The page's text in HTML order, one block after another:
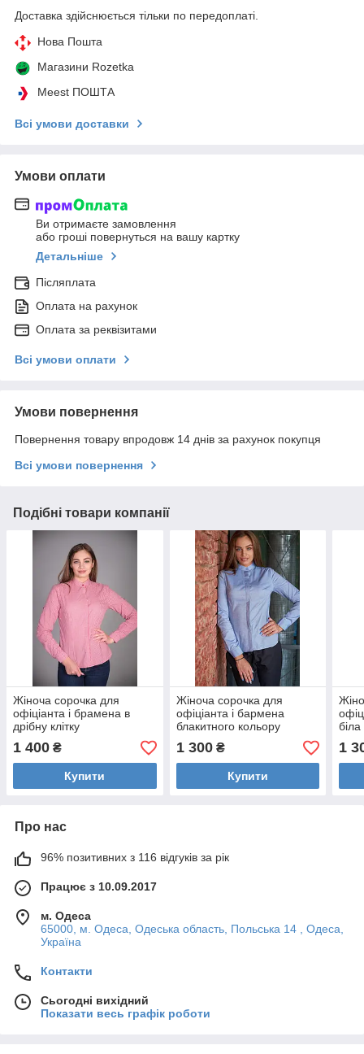
Доставка здійснюється тільки по передоплаті.
Нова Пошта
Магазини Rozetka
Meest ПОШТА
Всі умови доставки
Умови оплати
Ви отримаєте замовлення
або гроші повернуться на вашу картку
Детальніше
Післяплата
Оплата на рахунок
Оплата за реквізитами
Всі умови оплати
Умови повернення
Повернення товару впродовж 14 днів за рахунок покупця
Всі умови повернення
Подібні товари компанії
Жіноча сорочка для
офіціанта і брамена в
дрібну клітку
1 400 ₴
Купити
Жіноча сорочка для
офіціанта і бармена
блакитного кольору
1 300₴
Купити
1
Про нас
96% позитивних з 116 відгуків за рік
Працює з 10.09.2017
м. Одеса
65000, м. Одеса, Одеська область, Польська 14 , Одеса,
Україна
Контакти
Сьогодні вихідний
Показати весь графік роботи